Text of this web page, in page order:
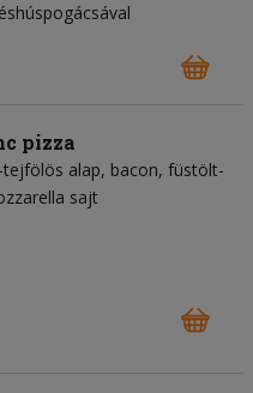
pizza
alap bacon füstölt-
sajt